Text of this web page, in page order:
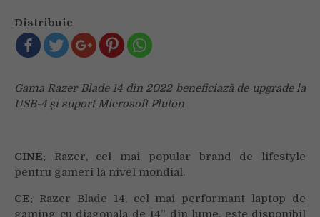
RAZER
BLADE
14
ACUM
ȘI
MERCURY
Distribuie
Gama Razer Blade 14 din 2022 beneficiază de upgrade la
USB-4 și suport Microsoft Pluton
CINE: Razer, cel mai popular brand de lifestyle
pentru gameri la nivel mondial.
CE: Razer Blade 14, cel mai performant laptop de
gaming cu diagonala de 14” din lume, este disponibil